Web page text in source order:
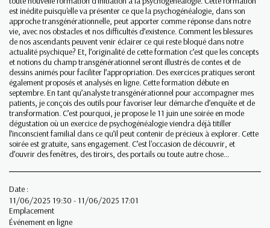
est inédite puisqu'elle va présenter ce que la psychogénéalogie, dans son
approche transgénérationnelle, peut apporter comme réponse dans notre
vie, avec nos obstacles et nos difficultés d’existence. Comment les blessures
de nos ascendants peuvent venir éclairer ce qui reste bloqué dans notre
actualité psychique? Et, l’originalité de cette formation c’est que les concepts
et notions du champ transgénérationnel seront illustrés de contes et de
dessins animés pour faciliter l’appropriation. Des exercices pratiques seront
également proposés et analysés en ligne. Cette formation débute en
septembre. En tant qu’analyste transgénérationnel pour accompagner mes
patients, je conçois des outils pour favoriser leur démarche d’enquête et de
transformation. C’est pourquoi, je propose le 11 juin une soirée en mode
dégustation où un exercice de psychogénéalogie viendra déjà titiller
l’inconscient familial dans ce qu’il peut contenir de précieux à explorer. Cette
soirée est gratuite, sans engagement. C’est l'occasion de découvrir, et
d’ouvrir des fenêtres, des tiroirs, des portails ou toute autre chose...
Date :
11/06/2025 19:30 - 11/06/2025 17:01
Emplacement
Événement en ligne